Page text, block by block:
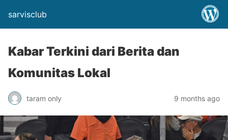
sarvisclub
Kabar Terkini dari Berita dan
Komunitas Lokal
taram only 9 months ago